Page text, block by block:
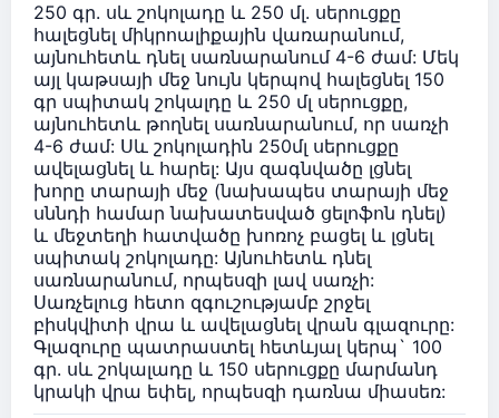
250 գր. սև շոկոլադը և 250 մլ. սերուցքը
հալեցնել միկրոալիքային վառարանում,
այնուհետև դնել սառնարանում 4-6 ժամ: Մեկ
այլ կաթսայի մեջ նույն կերպով հալեցնել 150
գր սպիտակ շոկալդը և 250 մլ սերուցքը,
այնուհետև թողնել սառնարանում, որ սառչի
4-6 ժամ: Սև շոկոլադին 250մլ սերուցքը
ավելացնել և հարել: Այս զագնվածը լցնել
խորը տարայի մեջ (նախապես տարայի մեջ
սննդի համար նախատեսված ցելոֆոն դնել)
և մեջտեղի հատվածը խոռոչ բացել և լցնել
սպիտակ շոկոլադը: Այնուհետև դնել
սառնարանում, որպեսզի լավ սառչի:
Սառչելուց հետո զգուշությամբ շրջել
բիսկվիտի վրա և ավելացնել վրան գլազուրը:
Գլազուրը պատրաստել հետևյալ կերպ` 100
գր. սև շոկալադը և 150 սերուցքը մարմանդ
կրակի վրա եփել, որպեսզի դառնա միասեռ: